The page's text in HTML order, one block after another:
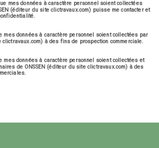
mes données à caractère personnel soient collectées
(éditeur du site clictravaux.com) puisse me contacter et
mes données à caractère personnel soient collectées par
clictravaux.com) à des fins de prospection commerciale.
mes données à caractère personnel soient collectées et
de ONSSEN (éditeur du site clictravaux.com) à des